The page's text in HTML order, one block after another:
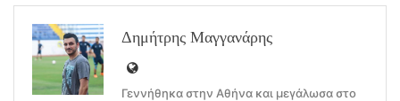
Δημήτρης Μαγγανάρης
Γεννήθηκα στην Αθήνα και μεγάλωσα στο